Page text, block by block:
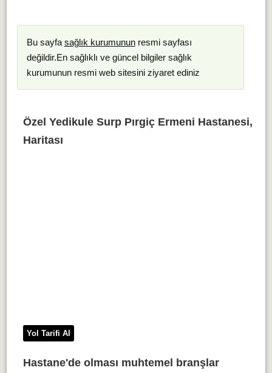
Bu sayfa sağlık kurumununresmi sayfası
değildir.En sağlıklı ve güncel bilgiler sağlık
kurumunun resmi web sitesini ziyaret ediniz
Özel Yedikule Surp Pırgiç Ermeni Hastanesi,
Haritası
Yol Tarifi Al
Hastane'de olması muhtemel branşlar